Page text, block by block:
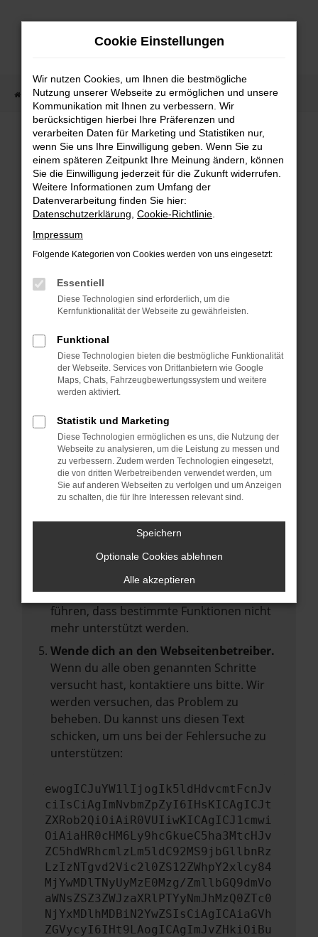
Zum
Startseite Fahrzeugangebote Fahrzeugmarkt
Fahrzeugmarkt
Fehler: Network Error
Beim Laden ist ein Fehler aufgetreten.
Hier sind ein paar Tipps, die dir helfen können:
Überprüfe deine Firewall und deine
Internetverbindung.
deine Suchmaschine?
Prüfe deine Browsererweiterungen.
Manche Erweiterungen, wie Werbeblocker,
können das Laden bestimmter Seiten
anderen Browser oder in einem privaten
Fenster?
Starte dein Gerät neu.
Das kann manchmal helfen,
vorübergehende Probleme zu beheben.
Stelle sicher, dass dein Browser und dein
Betriebssystem auf dem neuesten Stand
Veraltete Software birgt nicht nur ein
Sicherheitsrisiko, sondern kann auch dazu
führen, dass bestimmte Funktionen nicht
mehr unterstützt werden.
Wende dich an den Webseitenbetreiber.
Wenn du alle oben genannten Schritte
versucht hast, kontaktiere uns bitte. Wir
werden versuchen, das Problem zu
beheben. Du kannst uns diesen Text
schicken, um uns bei der Fehlersuche zu
unterstützen:
ewogICJuYW1lIjogIk5ldHdvcmtFcnJv
ciIsCiAgImNvbmZpZyI6IHsKICAgICJt
ZXRob2QiOiAiR0VUIiwKICAgICJ1cmwi
OiAiaHR0cHM6Ly9hcGkueC5ha3MtcHJv
ZC5hdWRhcmlzLm5ldC92MS9jbGllbnRz
LzIzNTgvd2Vic2l0ZS12ZWhpY2xlcy84
MjYwMDlTNyUyMzE0Mzg/ZmllbGQ9dmVo
aWNsZSZ3ZWJzaXRlPTYyNmJhMzQ0ZTc0
NjYxMDlhMDBiN2YwZSIsCiAgICAiaGVh
ZGVycyI6IHt9LAogICAgImJvZHkiOiBu
Cookie Einstellungen
Wir nutzen Cookies, um Ihnen die bestmögliche
Nutzung unserer Webseite zu ermöglichen und unsere
Kommunikation mit Ihnen zu verbessern. Wir
berücksichtigen hierbei Ihre Präferenzen und
verarbeiten Daten für Marketing und Statistiken nur,
wenn Sie uns Ihre Einwilligung geben. Wenn Sie zu
einem späteren Zeitpunkt Ihre Meinung ändern, können
Sie die Einwilligung jederzeit für die Zukunft widerrufen.
Weitere Informationen zum Umfang der
Datenverarbeitung finden Sie hier:
Datenschutzerklärung Cookie-Richtlinie
Impressum
Folgende Kategorien von Cookies werden von uns eingesetzt:
Essentiell
Diese Technologien sind erforderlich, um die
Kernfunktionalität der Webseite zu gewährleisten.
Funktional
Diese Technologien bieten die bestmögliche Funktionalität
der Webseite. Services von Drittanbietern wie Google
Maps, Chats, Fahrzeugbewertungssystem und weitere
werden aktiviert.
Statistik und Marketing
Diese Technologien ermöglichen es uns, die Nutzung der
Webseite zu analysieren, um die Leistung zu messen und
zu verbessern. Zudem werden Technologien eingesetzt,
die von dritten Werbetreibenden verwendet werden, um
Sie auf anderen Webseiten zu verfolgen und um Anzeigen
zu schalten, die für Ihre Interessen relevant sind.
Speichern
Optionale Cookies ablehnen
Alle akzeptieren